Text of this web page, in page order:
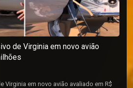
de Virginia em novo avião
Virginia em novo avião avaliado em R$